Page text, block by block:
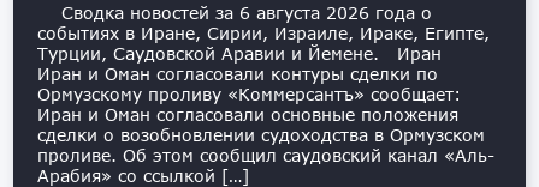
Сводка новостей за 6 августа 2026 года о
событиях в Иране, Сирии, Израиле, Ираке, Египте,
Турции, Саудовской Аравии и Йемене. Иран
Иран и Оман согласовали контуры сделки по
Ормузскому проливу «Коммерсантъ» сообщает:
Иран и Оман согласовали основные положения
сделки о возобновлении судоходства в Ормузском
проливе. Об этом сообщил саудовский канал «Аль-
Арабия» со ссылкой […]